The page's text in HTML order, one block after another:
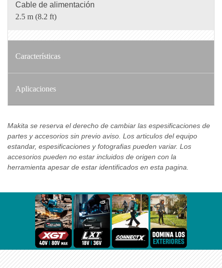
Cable de alimentación
2.5 m (8.2 ft)
Características
Aplicaciones
Makita se reserva el derecho de cambiar las espesificaciones de
partes y accesorios sin previo aviso. Los articulos del equipo
estandar, espesificaciones y fotografias pueden variar. Los
accesorios pueden no estar incluidos de origen con la
herramienta apesar de estar identificados en esta pagina.